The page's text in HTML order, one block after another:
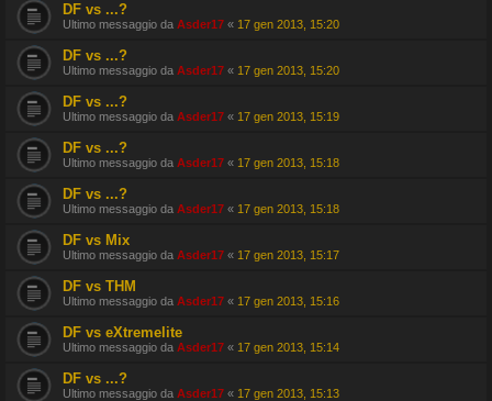
DF vs ...?
Ultimo messaggio da Asder17 « 17 gen 2013, 15:20
DF vs ...?
Ultimo messaggio da Asder17 « 17 gen 2013, 15:20
DF vs ...?
Ultimo messaggio da Asder17 « 17 gen 2013, 15:19
DF vs ...?
Ultimo messaggio da Asder17 « 17 gen 2013, 15:18
DF vs ...?
Ultimo messaggio da Asder17 « 17 gen 2013, 15:18
DF vs Mix
Ultimo messaggio da Asder17 « 17 gen 2013, 15:17
DF vs THM
Ultimo messaggio da Asder17 « 17 gen 2013, 15:16
DF vs eXtremelite
Ultimo messaggio da Asder17 « 17 gen 2013, 15:14
DF vs ...?
Ultimo messaggio da Asder17 « 17 gen 2013, 15:13